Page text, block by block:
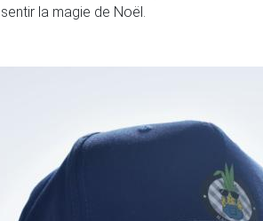
la magie de Noël.